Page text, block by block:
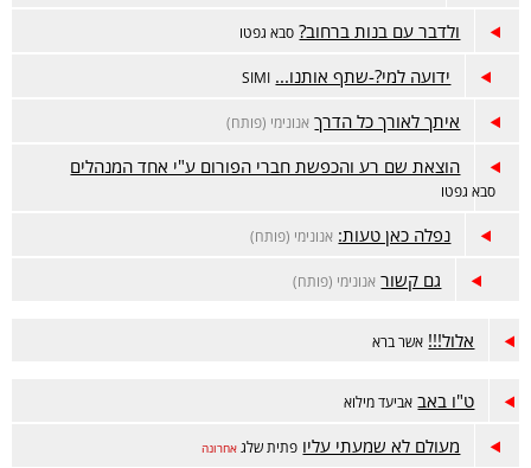
ולדבר עם בנות ברחוב? סבא גפטו
ידועה למי?-שתף אותנו... SIMI
איתך לאורך כל הדרך אנונימי (פותח)
הוצאת שם רע והכפשת חברי הפורום ע"י אחד המנהלים
סבא גפטו
נפלה כאן טעות: אנונימי (פותח)
גם קשור אנונימי (פותח)
אלול!!! אשר ברא
ט"ו באב אביעד מילוא
מעולם לא שמעתי עליו פתית שלג אחרונה